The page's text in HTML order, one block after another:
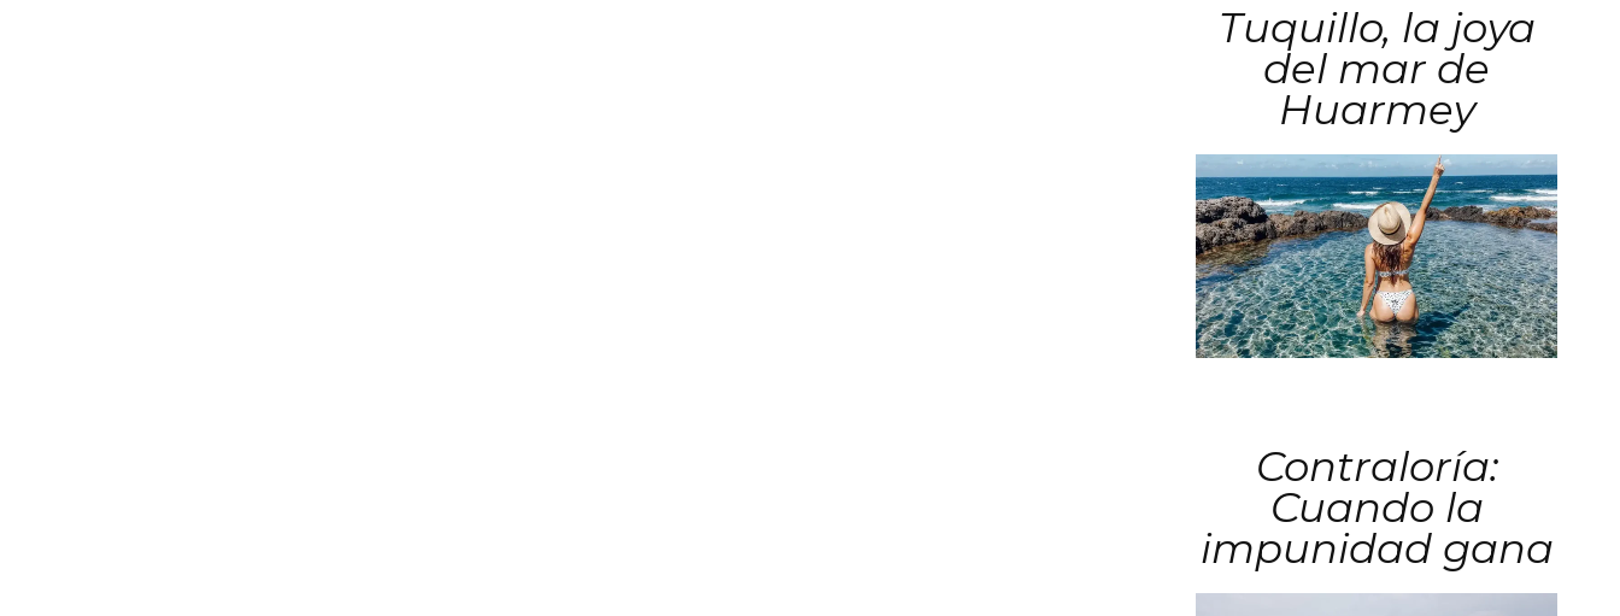
Tuquillo, la joya
del mar de
Huarmey
Contraloría:
Cuando la
impunidad gana